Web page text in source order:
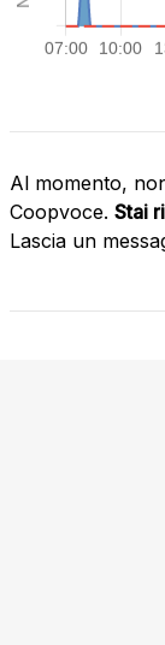
Al momento,
Coopvoce. Stai
Lascia un